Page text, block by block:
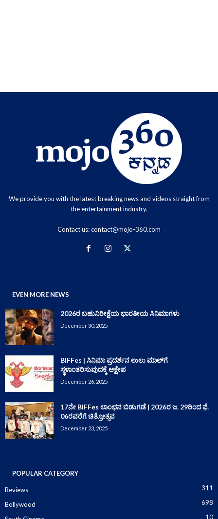
We provide you with the latest breaking news and videos straight from
the entertainment industry.
Contact us:contact@mojo-360.com
EVEN MORE NEWS
2026ರ ಬಹುನಿರೀಕ್ಷೆಯ ಭಾರತೀಯ ಸಿನಿಮಾಗಳು
December 30, 2025
BIFFes | ಸಿನಿಮಾ ಪ್ರದರ್ಶನ ಲುಲು ಮಾಲ್‌ಗೆ
ಸ್ಥಳಾಂತರಿಸುವುದಕ್ಕೆ ಆಕ್ಷೇಪ
December 26, 2025
17ನೇ BIFFes ಲಾಂಛನ ಬಿಡುಗಡೆ | 2026ರ ಜ. 29ರಿಂದ ಫೆ.
06ರವರೆಗೆ ಚಿತ್ರೋತ್ಸವ
December 23, 2025
POPULAR CATEGORY
Reviews 311
Bollywood 698
10